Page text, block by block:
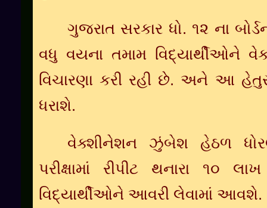
ગુજરાત સરકાર ધો. ૧૨ ના
વધુ વયના તમામ વિદ્યાર્થીઓને
વિચારણા કરી રહી છે. અને આ
ધરાશે.
વેક્શીનેશન ઝુંબેશ હેઠળ
પરીક્ષામાં રીપીટ થનારા ૧૦
વિદ્યાર્થીઓને આવરી લેવામાં આવશે.